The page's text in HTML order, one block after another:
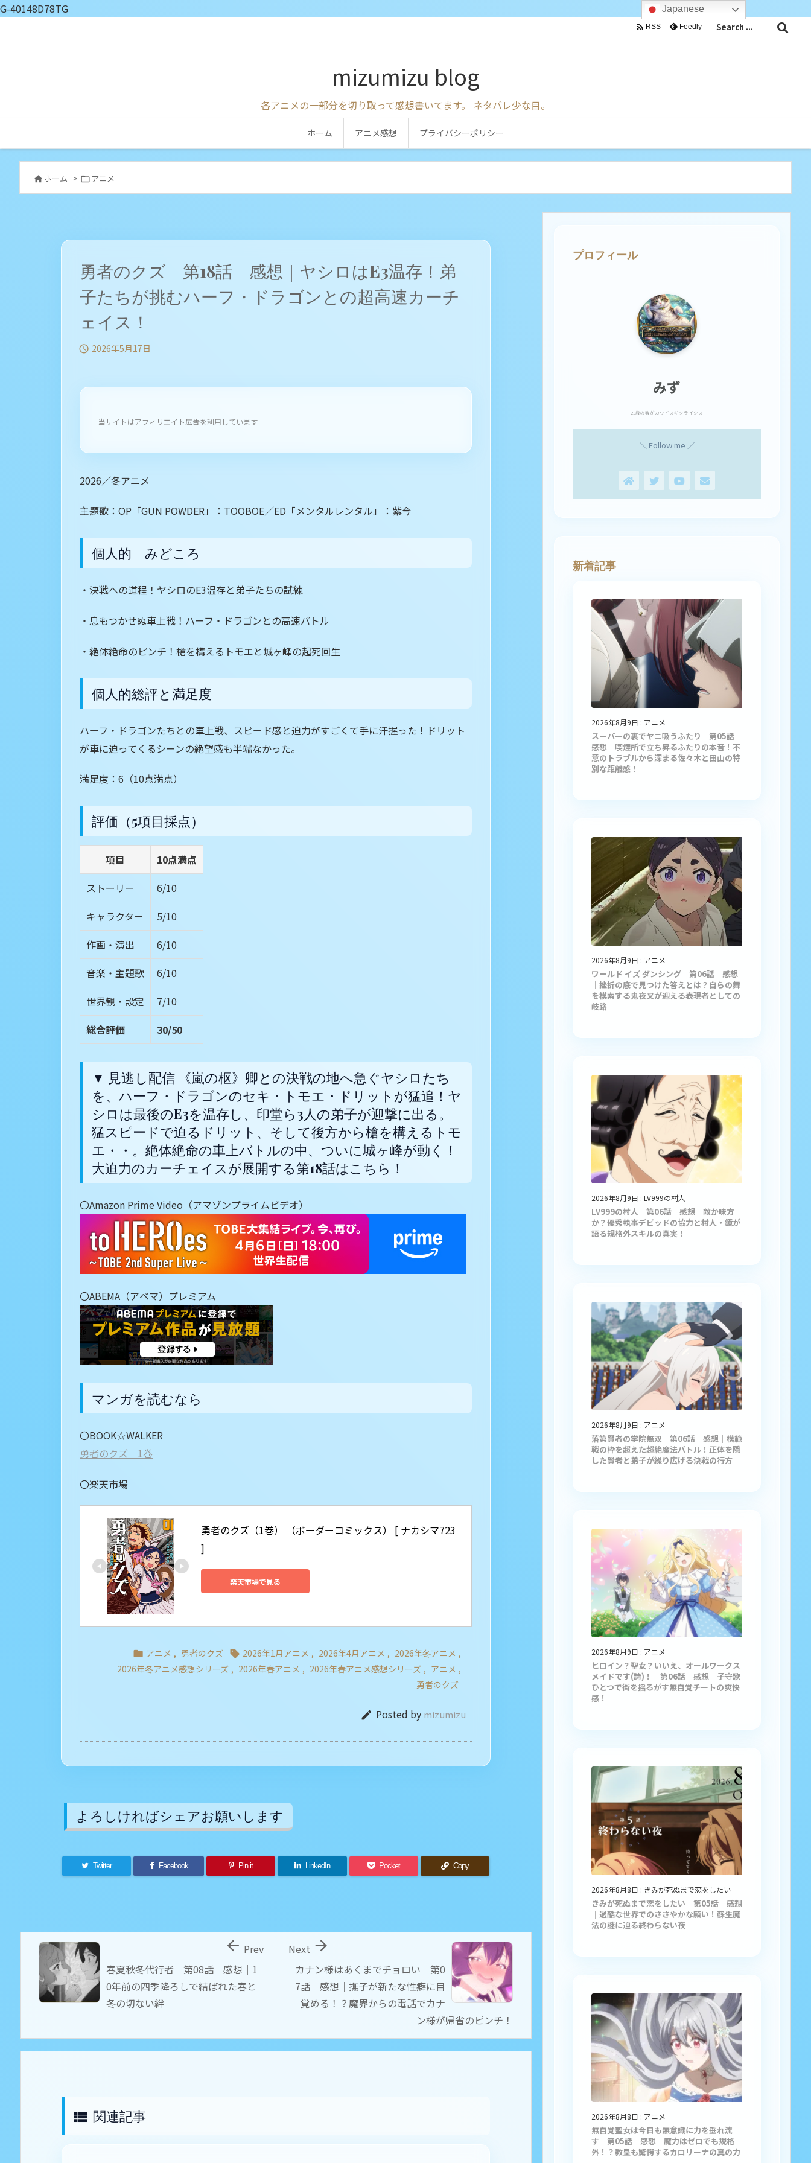
G-40148D78TG
mizumizu blog
各アニメの一部分を切り取って感想書いてます。 ネタバレ少な目。
ホーム アニメ感想 プライバシーポリシー
 RSS Feedly
 ホーム > アニメ
勇者のクズ 第18話 感想｜ヤシロはE3温存！弟
子たちが挑むハーフ・ドラゴンとの超高速カーチ
ェイス！
 2026年5月17日
当サイトはアフィリエイト広告を利用しています
2026／冬アニメ
主題歌：OP「GUN POWDER」：TOOBOE／ED「メンタルレンタル」：紫今
個人的 みどころ
・決戦への道程！ヤシロのE3温存と弟子たちの試練
・息もつかせぬ車上戦！ハーフ・ドラゴンとの高速バトル
・絶体絶命のピンチ！槍を構えるトモエと城ヶ峰の起死回生
個人的総評と満足度
ハーフ・ドラゴンたちとの車上戦、スピード感と迫力がすごくて手に汗握った！ドリット
が車に迫ってくるシーンの絶望感も半端なかった。
満足度：6（10点満点）
評価（5項目採点）
項目
10点満点
ストーリー
6/10
キャラクター
5/10
作画・演出
6/10
音楽・主題歌
6/10
世界観・設定
7/10
総合評価
30/50
▼ 見逃し配信 《嵐の枢》卿との決戦の地へ急ぐヤシロたち
を、ハーフ・ドラゴンのセキ・トモエ・ドリットが猛追！ヤ
シロは最後のE3を温存し、印堂ら3人の弟子が迎撃に出る。
猛スピードで迫るドリット、そして後方から槍を構えるトモ
エ・・。絶体絶命の車上バトルの中、ついに城ヶ峰が動く！
大迫力のカーチェイスが展開する第18話はこちら！
〇Amazon Prime Video（アマゾンプライムビデオ）
〇ABEMA（アベマ）プレミアム
マンガを読むなら
〇BOOK☆WALKER
勇者のクズ 1巻
〇楽天市場
勇者のクズ（1巻） （ボーダーコミックス） [ ナカシマ723
]
楽天市場で見る
 アニメ , 勇者のクズ  2026年1月アニメ , 2026年4月アニメ , 2026年冬アニメ ,
2026年冬アニメ感想シリーズ , 2026年春アニメ , 2026年春アニメ感想シリーズ , アニメ ,
勇者のクズ
 Posted by mizumizu
よろしければシェアお願いします
Twitter Facebook Pin it LinkedIn Pocket Copy
カナン様はあくまでチョロい 第0
7話 感想｜撫子が新たな性癖に目
覚める！？魔界からの電話でカナ
ン様が帰省のピンチ！

Next
春夏秋冬代行者 第08話 感想｜1
0年前の四季降ろしで結ばれた春と
冬の切ない絆
 Prev
 関連記事
プロフィール
みず
23歳の猫がカワイスギクライシス
＼ Follow me ／
新着記事
2026年8月9日 : アニメ
スーパーの裏でヤニ吸うふたり 第05話
感想｜喫煙所で立ち昇るふたりの本音！不
意のトラブルから深まる佐々木と田山の特
別な距離感！
2026年8月9日 : アニメ
ワールド イズ ダンシング 第06話 感想
｜挫折の底で見つけた答えとは？自らの舞
を模索する鬼夜叉が迎える表現者としての
岐路
2026年8月9日 : LV999の村人
LV999の村人 第06話 感想｜敵か味方
か？優秀執事デビッドの協力と村人・鏡が
語る規格外スキルの真実！
2026年8月9日 : アニメ
落第賢者の学院無双 第06話 感想｜模範
戦の枠を超えた超絶魔法バトル！正体を隠
した賢者と弟子が繰り広げる決戦の行方
2026年8月9日 : アニメ
ヒロイン？聖女？いいえ、オールワークス
メイドです(誇)！ 第06話 感想｜子守歌
ひとつで街を揺るがす無自覚チートの爽快
感！
2026年8月8日 : きみが死ぬまで恋をしたい
きみが死ぬまで恋をしたい 第05話 感想
｜過酷な世界でのささやかな願い！蘇生魔
法の謎に迫る終わらない夜
2026年8月8日 : アニメ
無自覚聖女は今日も無意識に力を垂れ流
す 第05話 感想｜魔力はゼロでも規格
外！？教皇も驚愕するカロリーナの真の力
Japanese